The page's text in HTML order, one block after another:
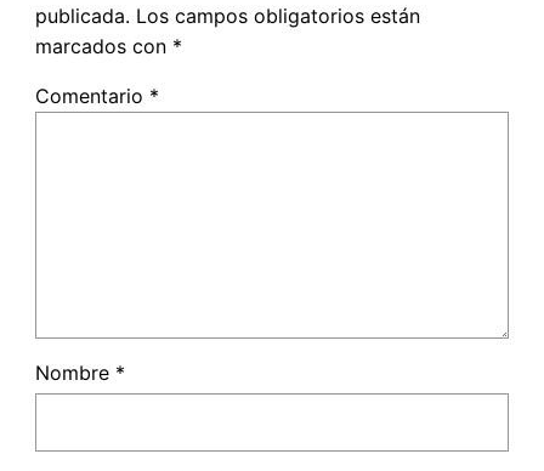
publicada. Los campos obligatorios están
marcados con *
Comentario *
Nombre *